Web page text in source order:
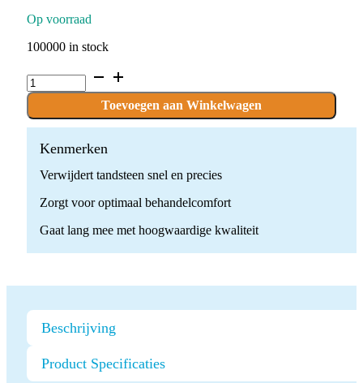
Op voorraad
100000 in stock
Ultrasone
Scaler
GS4
quantity
Toevoegen aan Winkelwagen
Kenmerken
Verwijdert tandsteen snel en precies
Zorgt voor optimaal behandelcomfort
Gaat lang mee met hoogwaardige kwaliteit
Beschrijving
Product Specificaties